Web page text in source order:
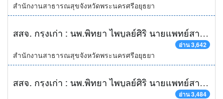
สำนักงานสาธารณสุขจังหวัดพระนครศรีอยุธยา
สสจ. กรุงเก่า : นพ.พิทยา ไพบูลย์ศิริ นายแพทย์สาธารณสุขจังหวัดพระนครศรีอยุธยา เข้าร่วมการประชุมคณะกรมการจังหวัด และหัวหน้าส่วนราชการ ประจำเดือนกุมภาพันธ์ ปี2558 โดยมี นายอภิชาติ โตดิลกเวชช์ ผู้ว่าราชการจังหวัดพระนครศรีอยุธยา เป็นประธาน พร้อมมอบประกาศเกียรติคุณแก่ทีม Star Cool ได้รับรางวัลชนะเลิศ To Be Number One Danceercise Thailand Championship 2015 ณ ศูนย์ราชการจังหวัดพระนครศรีอยุธยา
อ่าน 3,642
สำนักงานสาธารณสุขจังหวัดพระนครศรีอยุธยา
สสจ. กรุงเก่า : นพ.พิทยา ไพบูลย์ศิริ นายแพทย์สาธารณสุขจังหวัดพระนครศรีอยุธยา พร้อมด้วยเจ้าหน้าที่ในสังกัดสำนักงานสาธารรสุขจังหวัดพระนครศรีอยุธยา ให้การต้อนรับ นายวีร์รวุทธ์ ปุตระเศรณี รองผู้ว่าราชการจังหวัดพระนครศรีอยุธยา นางสมทรง พันธ์เจริญวรกุล นายกองค์การบริหารส่วนจังหวัดพระนครศรีอยุธยา เป็นประธานในพิธีเปิด โครงการตรวจคัดกรองมะเร็งปากมดลูก โดยใช้น้ำส้มสายชูชนิดเจือจางและการจี้เย็น ณ นิคมอุตสาหกรรมไฮเทค อำเภอบางปะอิน จังหวัดพระนครศรีอยุธยา
อ่าน 3,484